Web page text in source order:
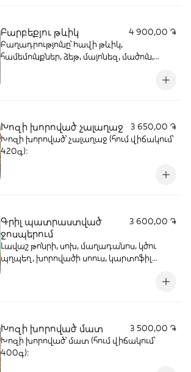
Բարբեքյու թևիկ
4 900,00 ֏
Բաղադրությունը՝ hավի թևիկ,
համեմունքներ, ձեթ, մայոնեզ, մածուն,
Խոզի խորոված չալաղաջ
3 650,00 ֏
Խոզի խորոված՝ չալաղաջ (հում վիճակում՝
420գ):
Գրիլ պատրաստված
ջոսպերում
3 600,00 ֏
Լավաշ թոնրի, սոխ, մաղադանոս, կծու
պղպեղ, խորովածի սոուս, կարտոֆիլ
Խոզի խորոված մատ
3 500,00 ֏
Խոզի խորոված՝ մատ (հում վիճակում՝
400գ):